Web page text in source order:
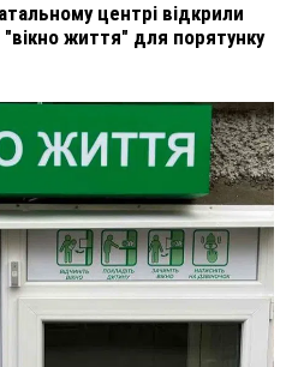
центрі відкрили
життя" для порятунку